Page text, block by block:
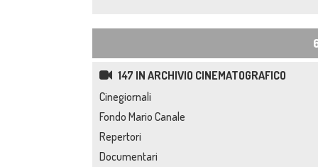
147 IN ARCHIVIO CINEMATOGRAFICO
Cinegiornali
Fondo Mario Canale
Repertori
Documentari